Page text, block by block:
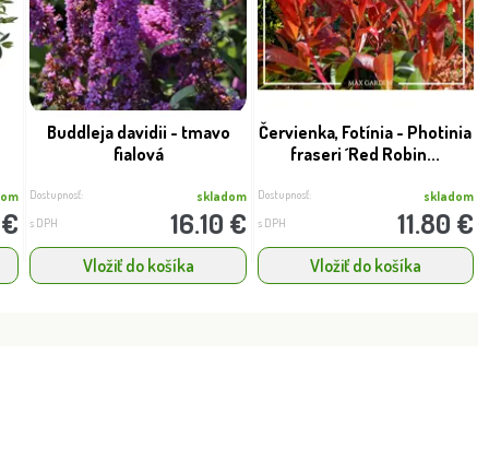
Buddleja davidii - tmavo
fialová
Dostupnosť: skladom
s DPH 16.10 €
Vložiť do košíka
Červienka, Fotínia - Photinia
fraseri ´Red Robin...
Dostupnosť: skladom
s DPH 11.80 €
Vložiť do košíka